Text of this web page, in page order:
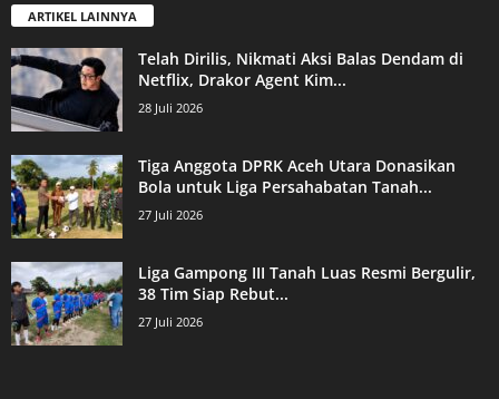
ARTIKEL LAINNYA
Telah Dirilis, Nikmati Aksi Balas Dendam di
Netflix, Drakor Agent Kim...
28 Juli 2026
Tiga Anggota DPRK Aceh Utara Donasikan
Bola untuk Liga Persahabatan Tanah...
27 Juli 2026
Liga Gampong III Tanah Luas Resmi Bergulir,
38 Tim Siap Rebut...
27 Juli 2026